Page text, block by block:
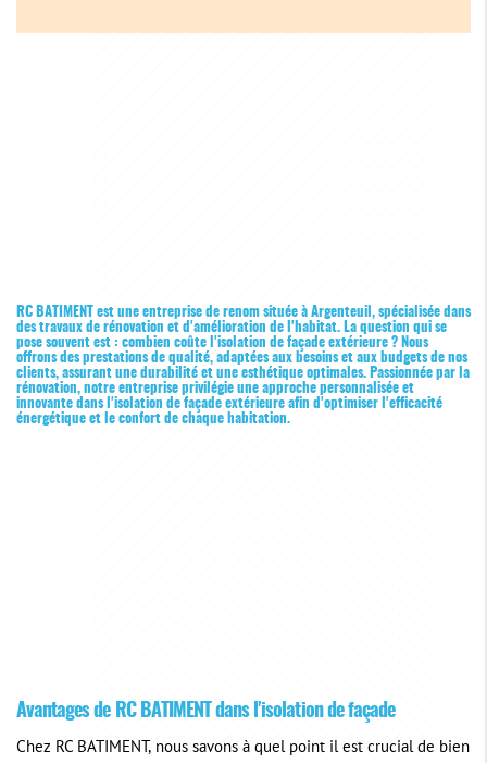
RC BATIMENT est une entreprise de renom située à Argenteuil, spécialisée dans
des travaux de rénovation et d'amélioration de l'habitat. La question qui se
pose souvent est : combien coûte l'isolation de façade extérieure ? Nous
offrons des prestations de qualité, adaptées aux besoins et aux budgets de nos
clients, assurant une durabilité et une esthétique optimales. Passionnée par la
rénovation, notre entreprise privilégie une approche personnalisée et
innovante dans l'isolation de façade extérieure afin d'optimiser l'efficacité
énergétique et le confort de chaque habitation.
Avantages de RC BATIMENT dans l'isolation de façade
Chez RC BATIMENT, nous savons à quel point il est crucial de bien